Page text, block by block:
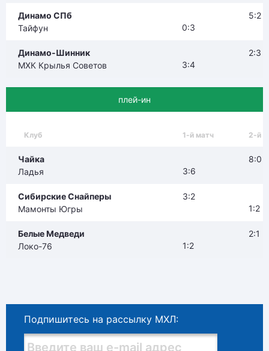
Динамо СПб
Тайфун
0:3
5:2
Динамо-Шинник
МХК Крылья Советов
3:4
2:3
плей-ин
Клуб 1-й матч 2-й
Чайка
Ладья
3:6
8:0
Сибирские Снайперы
Мамонты Югры
3:2
1:2
Белые Медведи
Локо-76
1:2
2:1
Подпишитесь на рассылку МХЛ: